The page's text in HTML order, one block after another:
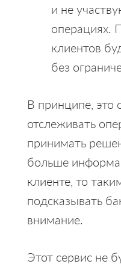
и не
операциях.
клиентов
без
В принципе, это
отслеживать
принимать
больше
клиенте, то
подсказывать
внимание.
Этот сервис не